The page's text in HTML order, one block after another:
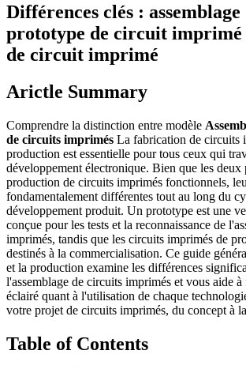
Différences clés : assemblage
prototype de circuit imprimé
de circuit imprimé
Arictle Summary
Comprendre la distinction entre modèle
de circuits imprimés La fabrication de circuits
production est essentielle pour tous ceux qui
développement électronique. Bien que les deux
production de circuits imprimés fonctionnels,
fondamentalement différentes tout au long du
développement produit. Un prototype est une
conçue pour les tests et la reconnaissance de
imprimés, tandis que les circuits imprimés de
destinés à la commercialisation. Ce guide
et la production examine les différences
l'assemblage de circuits imprimés et vous aide
éclairé quant à l'utilisation de chaque
votre projet de circuits imprimés, du concept à
Table of Contents